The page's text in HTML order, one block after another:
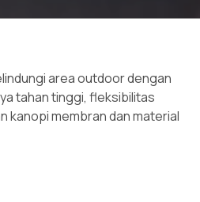
area outdoor dengan
tahan tinggi, fleksibilitas
kanopi membran dan material